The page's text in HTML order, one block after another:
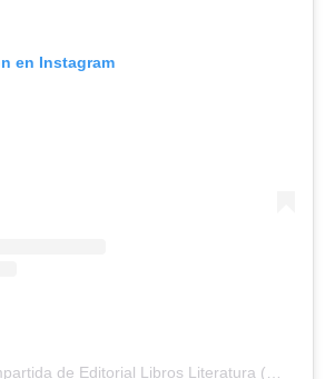
en Instagram